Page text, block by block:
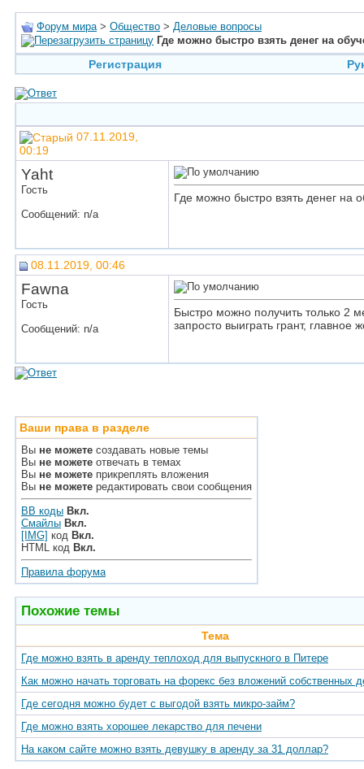
Форум мира > Общество > Деловые вопросы
Где можно быстро взять денег на
Регистрация
07.11.2019,
00:19
Yaht
Гость
Сообщений: n/a
Где можно быстро взять денег на
08.11.2019, 00:46
Fawna
Гость
Сообщений: n/a
Быстро можно получить только 2
запросто выиграть грант, главное
Ваши права в разделе
Вы не можете создавать новые темы
Вы не можете отвечать в темах
Вы не можете прикреплять вложения
Вы не можете редактировать свои сообщения
BB коды Вкл.
Смайлы Вкл.
[IMG] код Вкл.
HTML код Вкл.
Правила форума
Похожие темы
Тема
Где можно взять в аренду теплоход для выпускного в Питере
Как можно начать торговать на форекс без вложений собственных
Где сегодня можно будет с выгодой взять микро-займ?
Где можно взять хорошее лекарство для печени
На каком сайте можно взять девушку в аренду за 31 доллар?